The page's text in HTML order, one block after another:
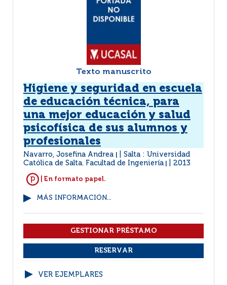
Texto manuscrito
Higiene y seguridad en escuela
de educación técnica, para
una mejor educación y salud
psicofísica de sus alumnos y
profesionales
Navarro, Josefina Andrea
Salta : Universidad
Católica de Salta. Facultad de Ingeniería
2013
| En formato papel.
MÁS INFORMACIÓN...
VER EJEMPLARES